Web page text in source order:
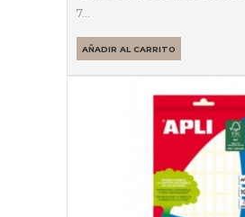
7…
AÑADIR AL CARRITO